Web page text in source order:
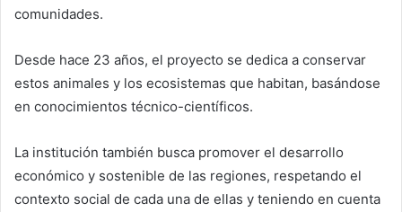
comunidades.
Desde hace 23 años, el proyecto se dedica a conservar
estos animales y los ecosistemas que habitan, basándose
en conocimientos técnico-científicos.
La institución también busca promover el desarrollo
económico y sostenible de las regiones, respetando el
contexto social de cada una de ellas y teniendo en cuenta